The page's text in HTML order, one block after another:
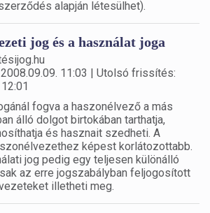
alapján létesülhet).
jog és a használat joga
11:03 | Utolsó frissítés:
fogva a haszonélvező a más
álló dolgot birtokában tarthatja,
és hasznait szedheti. A
képest korlátozottabb.
jog pedig egy teljesen különálló
az erre jogszabályban feljogosított
illetheti meg.